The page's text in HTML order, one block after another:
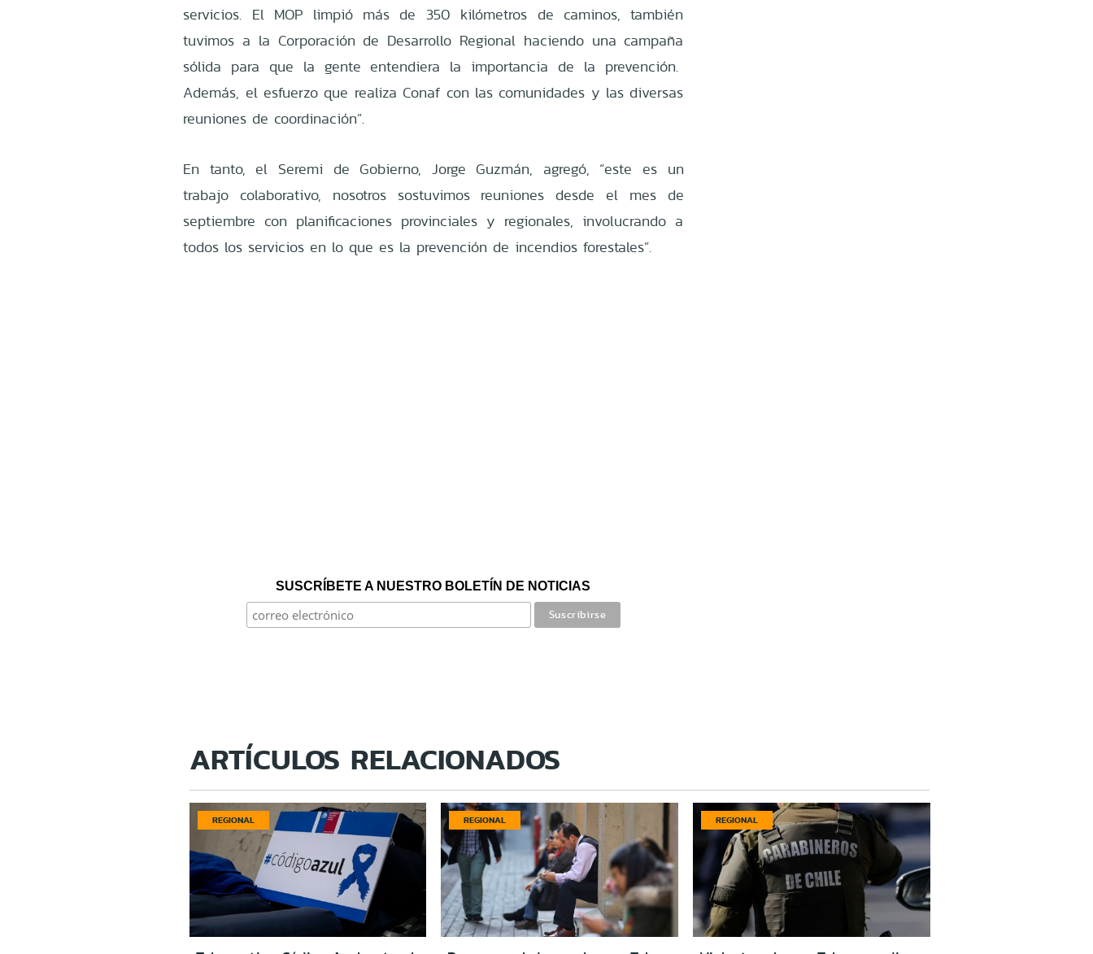
servicios. El MOP limpió más de 350 kilómetros de caminos, también
tuvimos a la Corporación de Desarrollo Regional haciendo una campaña
sólida para que la gente entendiera la importancia de la prevención.
Además, el esfuerzo que realiza Conaf con las comunidades y las diversas
reuniones de coordinación”.
En tanto, el Seremi de Gobierno, Jorge Guzmán, agregó, “este es un
trabajo colaborativo, nosotros sostuvimos reuniones desde el mes de
septiembre con planificaciones provinciales y regionales, involucrando a
todos los servicios en lo que es la prevención de incendios forestales”.
SUSCRÍBETE A NUESTRO BOLETÍN DE NOTICIAS
ARTÍCULOS RELACIONADOS
REGIONAL REGIONAL REGIONAL